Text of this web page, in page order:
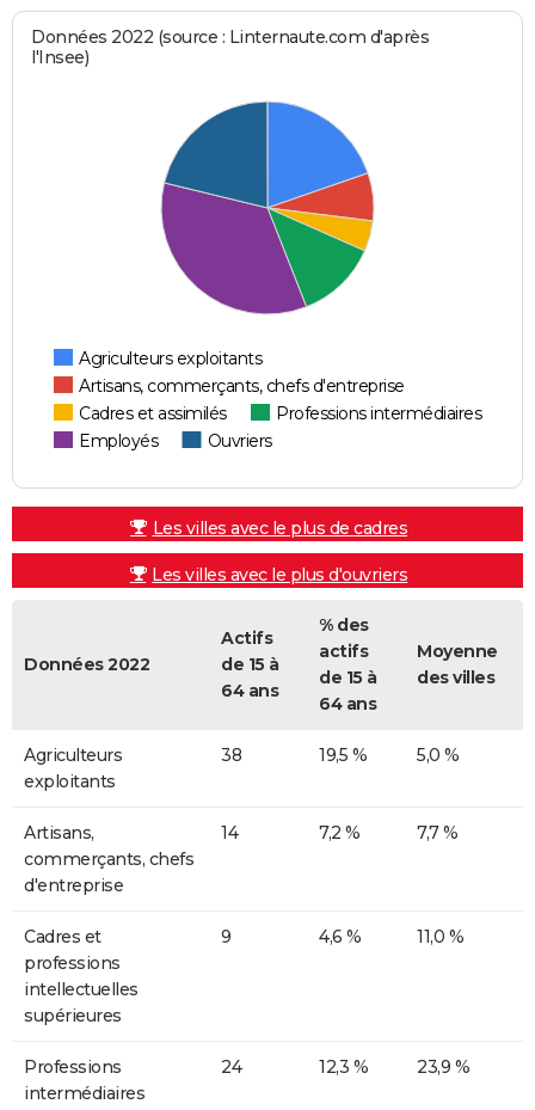
Données 2022 (source : Linternaute.com d'après
l'Insee)
Agriculteurs exploitants
Artisans, commerçants, chefs d'entreprise
Cadres et assimilés
Professions intermédiaires
Employés
Ouvriers
Les villes avec le plus de cadres
Les villes avec le plus d'ouvriers
Données 2022
Actifs
de 15 à
64 ans
% des
actifs
de 15 à
64 ans
Moyenne
des villes
Agriculteurs
exploitants
38 19,5 % 5,0 %
Artisans,
commerçants, chefs
d'entreprise
14 7,2 % 7,7 %
Cadres et
professions
intellectuelles
supérieures
9 4,6 % 11,0 %
Professions
intermédiaires
24 12,3 % 23,9 %